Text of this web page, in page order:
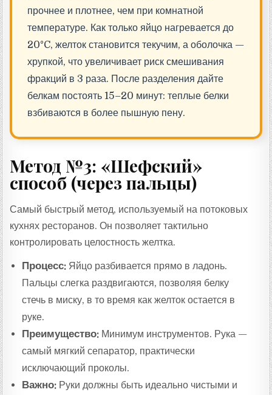
прочнее и плотнее, чем при комнатной
температуре. Как только яйцо нагревается до
20°C, желток становится текучим, а оболочка —
хрупкой, что увеличивает риск смешивания
фракций в 3 раза. После разделения дайте
белкам постоять 15–20 минут: теплые белки
взбиваются в более пышную пену.
Метод №3: «Шефский»
способ (через пальцы)
Самый быстрый метод, используемый на потоковых
кухнях ресторанов. Он позволяет тактильно
контролировать целостность желтка.
Процесс: Яйцо разбивается прямо в ладонь.
Пальцы слегка раздвигаются, позволяя белку
стечь в миску, в то время как желток остается в
руке.
Преимущество: Минимум инструментов. Рука —
самый мягкий сепаратор, практически
исключающий проколы.
Важно: Руки должны быть идеально чистыми и